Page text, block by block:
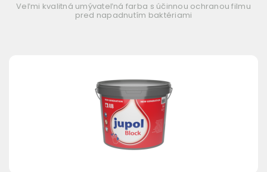
Veľmi kvalitná umývateľná farba s účinnou ochranou filmu
pred napadnutím baktériami